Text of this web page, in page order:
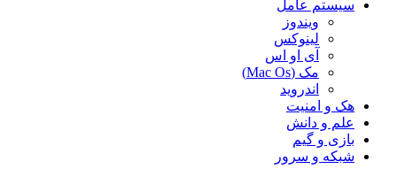
سیستم عامل
ویندوز
لینوکس
آی او اس
مک (Mac Os)
اندروید
هک و امنیت
علم و دانش
بازی و گیم
شبکه و سرور